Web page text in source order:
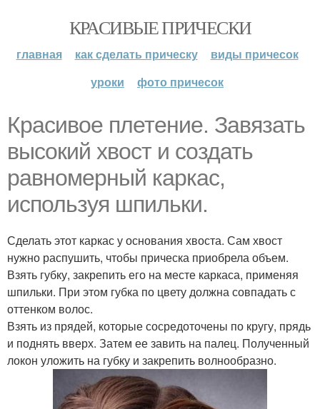
КРАСИВЫЕ ПРИЧЕСКИ
главная как сделать прическу
виды причесок
уроки
фото причесок
Красивое плетение. Завязать
высокий хвост и создать
равномерный каркас,
используя шпильки.
Сделать этот каркас у основания хвоста. Сам хвост
нужно распушить, чтобы прическа приобрела объем.
Взять губку, закрепить его на месте каркаса, применяя
шпильки. При этом губка по цвету должна совпадать с
оттенком волос.
Взять из прядей, которые сосредоточены по кругу, прядь
и поднять вверх. Затем ее завить на палец. Полученный
локон уложить на губку и закрепить волнообразно.